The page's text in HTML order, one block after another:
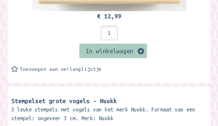
€ 12,99
In winkelwagen
Toevoegen aan verlanglijstje
Stempelset grote vogels - Nuukk
3 leuke stempels met vogels van het merk Nuukk. Formaat van een
stempel: ongeveer 3 cm. Merk: Nuukk